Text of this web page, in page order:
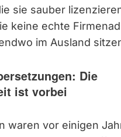
sie sauber
keine echte
im Ausland
Die
ist vorbei
waren vor einigen